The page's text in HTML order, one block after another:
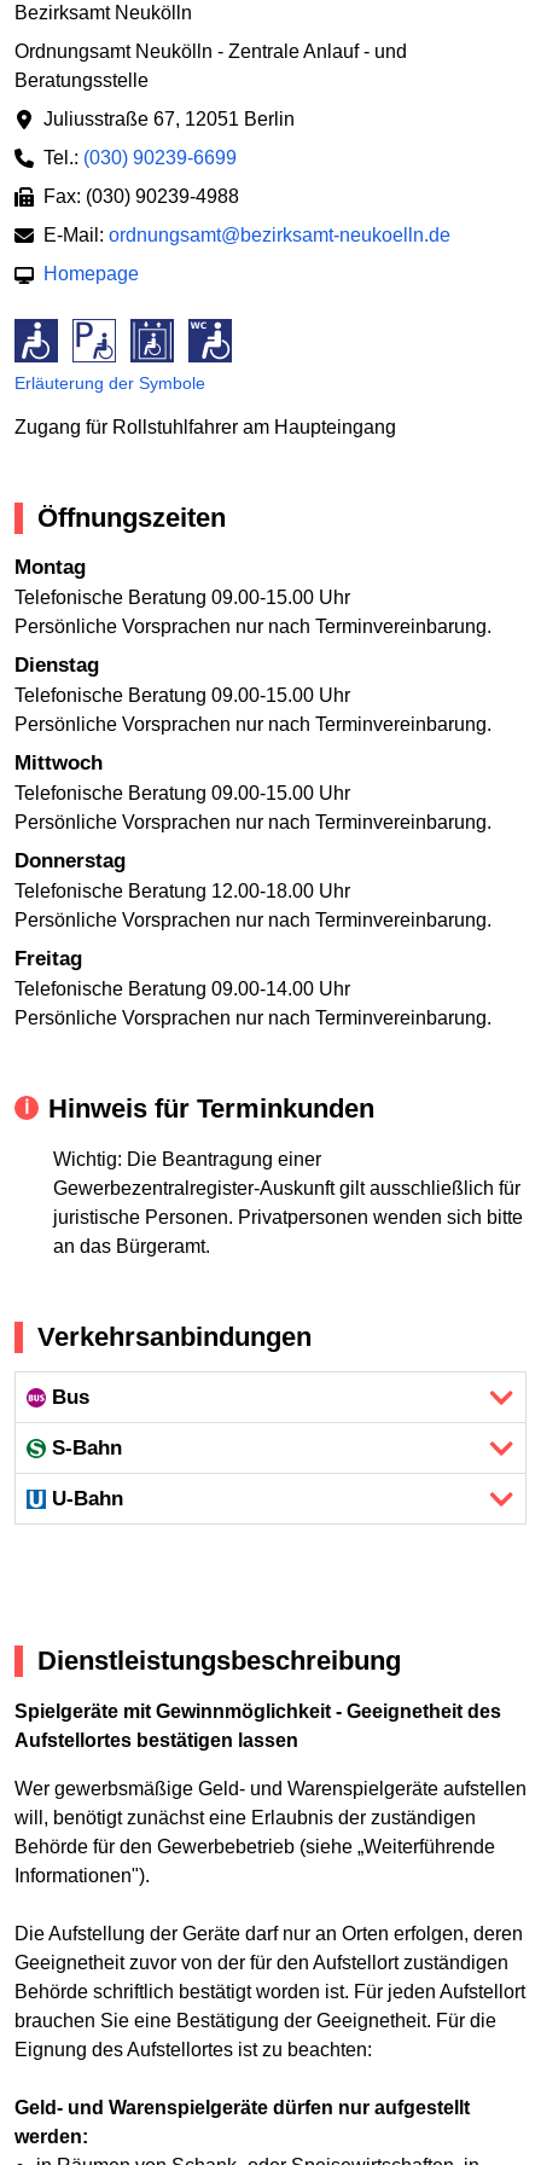
Bezirksamt Neukölln
Ordnungsamt Neukölln - Zentrale Anlauf - und
Beratungsstelle
Juliusstraße 67, 12051 Berlin
Tel.: (030) 90239-6699
Fax: (030) 90239-4988
E-Mail: ordnungsamt@bezirksamt-neukoelln.de
Homepage
Erläuterung der Symbole
Zugang für Rollstuhlfahrer am Haupteingang
Öffnungszeiten
Montag
Telefonische Beratung 09.00-15.00 Uhr
Persönliche Vorsprachen nur nach Terminvereinbarung.
Dienstag
Telefonische Beratung 09.00-15.00 Uhr
Persönliche Vorsprachen nur nach Terminvereinbarung.
Mittwoch
Telefonische Beratung 09.00-15.00 Uhr
Persönliche Vorsprachen nur nach Terminvereinbarung.
Donnerstag
Telefonische Beratung 12.00-18.00 Uhr
Persönliche Vorsprachen nur nach Terminvereinbarung.
Freitag
Telefonische Beratung 09.00-14.00 Uhr
Persönliche Vorsprachen nur nach Terminvereinbarung.
Hinweis für Terminkunden
Wichtig: Die Beantragung einer
Gewerbezentralregister-Auskunft gilt ausschließlich für
juristische Personen. Privatpersonen wenden sich bitte
an das Bürgeramt.
Verkehrsanbindungen
Bus
S-Bahn
U-Bahn
Dienstleistungsbeschreibung
Spielgeräte mit Gewinnmöglichkeit - Geeignetheit des
Aufstellortes bestätigen lassen
Wer gewerbsmäßige Geld- und Warenspielgeräte aufstellen
will, benötigt zunächst eine Erlaubnis der zuständigen
Behörde für den Gewerbebetrieb (siehe „Weiterführende
Informationen").
Die Aufstellung der Geräte darf nur an Orten erfolgen, deren
Geeignetheit zuvor von der für den Aufstellort zuständigen
Behörde schriftlich bestätigt worden ist. Für jeden Aufstellort
brauchen Sie eine Bestätigung der Geeignetheit. Für die
Eignung des Aufstellortes ist zu beachten:
Geld- und Warenspielgeräte dürfen nur aufgestellt
werden: